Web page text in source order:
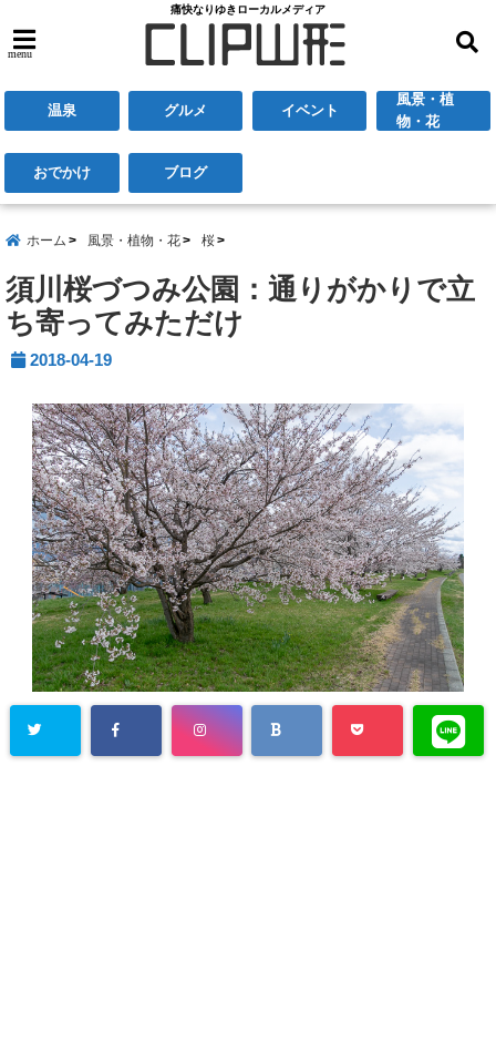
痛快なりゆきローカルメディア
menu
温泉 グルメ イベント
風景・植
物・花
おでかけ ブログ
ホーム 風景・植物・花 桜
須川桜づつみ公園：通りがかりで立
ち寄ってみただけ
2018-04-19